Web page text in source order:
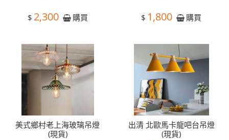
$ 2,300 購買 $ 1,800 購買
美式鄉村老上海玻璃吊燈
(現貨)
出清 北歐馬卡龍吧台吊燈
(現貨)